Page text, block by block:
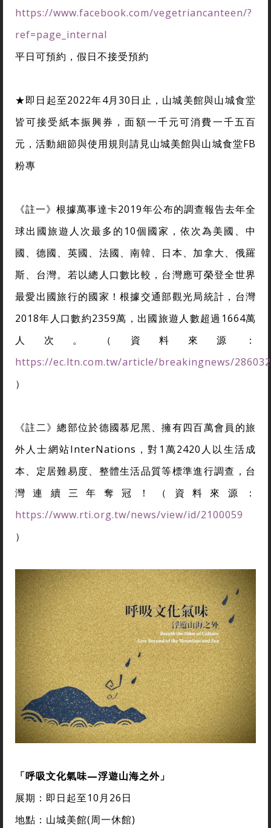
https://www.facebook.com/vegetriancanteen/?
ref=page_internal
平日可預約，假日不接受預約
★即日起至2022年4月30日止，山城美館與山城食堂
皆可接受紙本振興券，面額一千元可消費一千五百
元，活動細節與使用規則請見山城美館與山城食堂FB
粉專
《註一》根據萬事達卡2019年公布的調查報告去年全
球出國旅遊人次最多的10個國家，依次為美國、中
國、德國、英國、法國、南韓、日本、加拿大、俄羅
斯、台灣。若以總人口數比較，台灣應可榮登全世界
最愛出國旅行的國家！根據交通部觀光局統計，台灣
2018年人口數約2359萬，出國旅遊人數超過1664萬
人次。（資料來源：
https://ec.ltn.com.tw/article/breakingnews/
）
《註二》總部位於德國慕尼黑、擁有四百萬會員的旅
外人士網站InterNations，對1萬2420人以生活成
本、定居難易度、整體生活品質等標準進行調查，台
灣連續三年奪冠！（資料來源：
https://www.rti.org.tw/news/view/id/2100059
）
「呼吸文化氣味—浮遊山海之外」
展期：即日起至10月26日
地點：山城美館(周一休館)